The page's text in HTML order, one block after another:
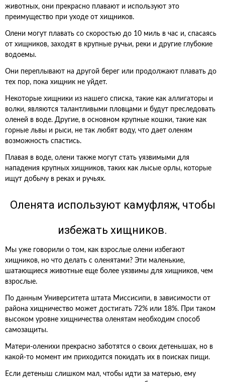
животных, они прекрасно плавают и используют это
преимущество при уходе от хищников.
Олени могут плавать со скоростью до 10 миль в час и, спасаясь
от хищников, заходят в крупные ручьи, реки и другие глубокие
водоемы.
Они переплывают на другой берег или продолжают плавать до
тех пор, пока хищник не уйдет.
Некоторые хищники из нашего списка, такие как аллигаторы и
волки, являются талантливыми пловцами и будут преследовать
оленей в воде. Другие, в основном крупные кошки, такие как
горные львы и рыси, не так любят воду, что дает оленям
возможность спастись.
Плавая в воде, олени также могут стать уязвимыми для
нападения крупных хищников, таких как лысые орлы, которые
ищут добычу в реках и ручьях.
Оленята используют камуфляж, чтобы
избежать хищников.
Мы уже говорили о том, как взрослые олени избегают
хищников, но что делать с оленятами? Эти маленькие,
шатающиеся животные еще более уязвимы для хищников, чем
взрослые.
По данным Университета штата Миссисипи, в зависимости от
района хищничество может достигать 72% или 18%. При таком
высоком уровне хищничества оленятам необходим способ
самозащиты.
Матери-оленихи прекрасно заботятся о своих детенышах, но в
какой-то момент им приходится покидать их в поисках пищи.
Если детеныш слишком мал, чтобы идти за матерью, ему